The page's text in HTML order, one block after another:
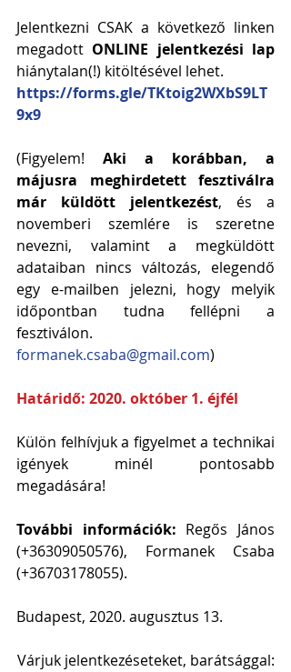
Jelentkezni CSAK a következő linken
megadott ONLINE jelentkezési lap
hiánytalan(!) kitöltésével lehet.
https://forms.gle/TKtoig2WXbS9LT
9x9
(Figyelem! Aki a korábban, a
májusra meghirdetett fesztiválra
már küldött jelentkezést, és a
novemberi szemlére is szeretne
nevezni, valamint a megküldött
adataiban nincs változás, elegendő
egy e-mailben jelezni, hogy melyik
időpontban tudna fellépni a
formanek.csaba@gmail.com)
Határidő: 2020. október 1. éjfél
Külön felhívjuk a figyelmet a technikai
igények minél pontosabb
megadására!
További információk: Regős János
(+36309050576), Formanek Csaba
(+36703178055).
Budapest, 2020. augusztus 13.
Várjuk jelentkezéseteket, barátsággal: